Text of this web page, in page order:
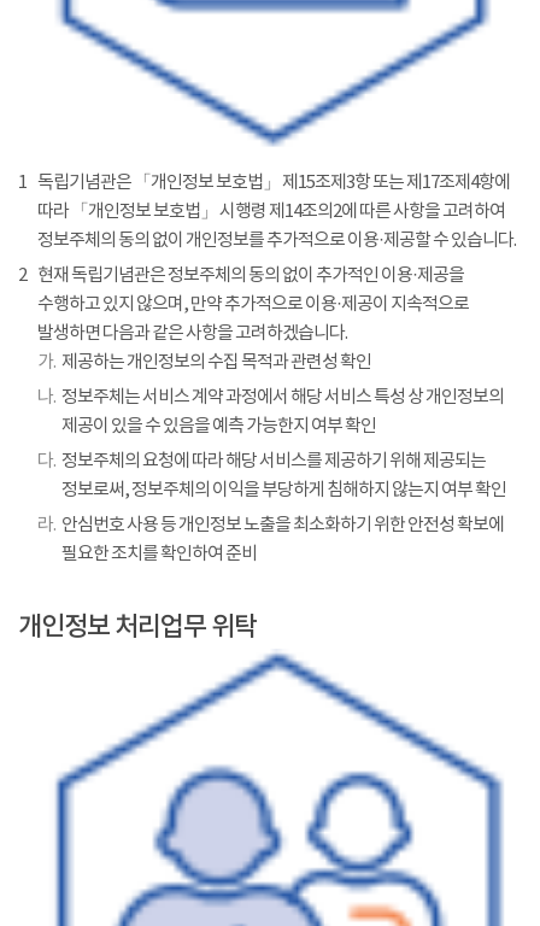
1 독립기념관은 「개인정보 보호법」 제15조제3항 또는 제17조제4항에
따라 「개인정보 보호법」 시행령 제14조의2에 따른 사항을 고려하여
정보주체의 동의 없이 개인정보를 추가적으로 이용·제공할 수 있습니다.
2 현재 독립기념관은 정보주체의 동의 없이 추가적인 이용·제공을
수행하고 있지 않으며, 만약 추가적으로 이용·제공이 지속적으로
발생하면 다음과 같은 사항을 고려하겠습니다.
가. 제공하는 개인정보의 수집 목적과 관련성 확인
나. 정보주체는 서비스 계약 과정에서 해당 서비스 특성 상 개인정보의
제공이 있을 수 있음을 예측 가능한지 여부 확인
다. 정보주체의 요청에 따라 해당 서비스를 제공하기 위해 제공되는
정보로써, 정보주체의 이익을 부당하게 침해하지 않는지 여부 확인
라. 안심번호 사용 등 개인정보 노출을 최소화하기 위한 안전성 확보에
필요한 조치를 확인하여 준비
개인정보 처리업무 위탁